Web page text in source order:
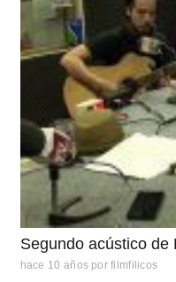
Segundo acústico de
hace 10 años por filmfilicos